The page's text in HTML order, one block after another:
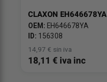
CLAXON EH646678YA
OEM: EH646678YA
ID: 156308
14,97 € sin iva
18,11 € iva inc